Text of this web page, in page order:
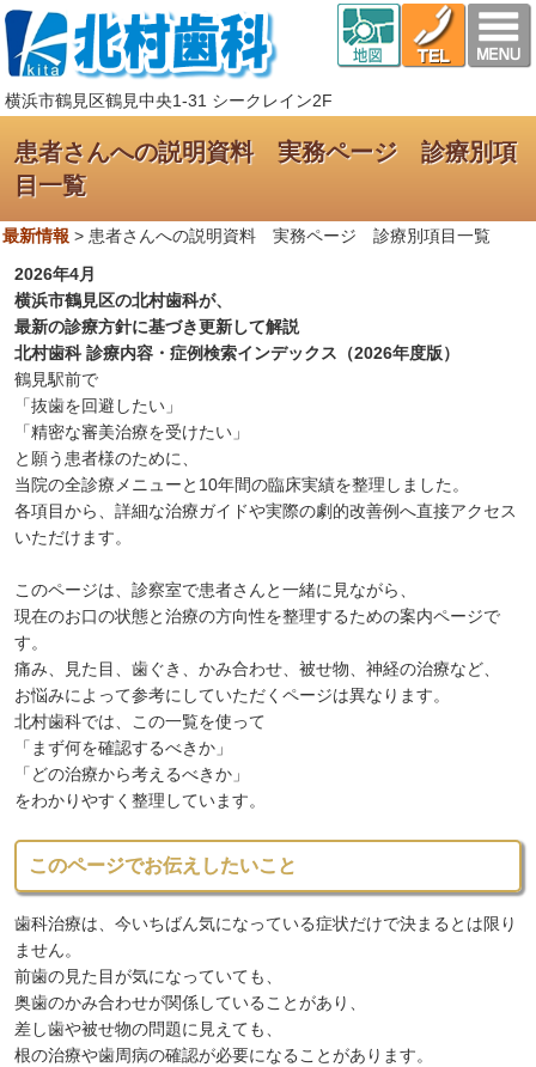
横浜市鶴見区鶴見中央1-31 シークレイン2F
患者さんへの説明資料 実務ページ 診療別項
目一覧
最新情報 > 患者さんへの説明資料 実務ページ 診療別項目一覧
2026年4月
横浜市鶴見区の北村歯科が、
最新の診療方針に基づき更新して解説
北村歯科 診療内容・症例検索インデックス（2026年度版）
鶴見駅前で
「抜歯を回避したい」
「精密な審美治療を受けたい」
と願う患者様のために、
当院の全診療メニューと10年間の臨床実績を整理しました。
各項目から、詳細な治療ガイドや実際の劇的改善例へ直接アクセス
いただけます。
このページは、診察室で患者さんと一緒に見ながら、
現在のお口の状態と治療の方向性を整理するための案内ページで
す。
痛み、見た目、歯ぐき、かみ合わせ、被せ物、神経の治療など、
お悩みによって参考にしていただくページは異なります。
北村歯科では、この一覧を使って
「まず何を確認するべきか」
「どの治療から考えるべきか」
をわかりやすく整理しています。
このページでお伝えしたいこと
歯科治療は、今いちばん気になっている症状だけで決まるとは限り
ません。
前歯の見た目が気になっていても、
奥歯のかみ合わせが関係していることがあり、
差し歯や被せ物の問題に見えても、
根の治療や歯周病の確認が必要になることがあります。